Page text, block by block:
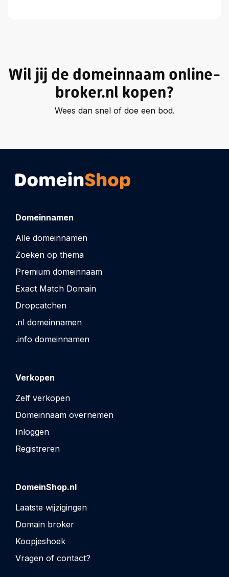
Wil jij de domeinnaam online-
broker.nl kopen?
Wees dan snel of doe een bod.
Domeinnamen
Alle domeinnamen
Zoeken op thema
Premium domeinnaam
Exact Match Domain
Dropcatchen
.nl domeinnamen
.info domeinnamen
Verkopen
Zelf verkopen
Domeinnaam overnemen
Inloggen
Registreren
DomeinShop.nl
Laatste wijzigingen
Domain broker
Koopjeshoek
Vragen of contact?